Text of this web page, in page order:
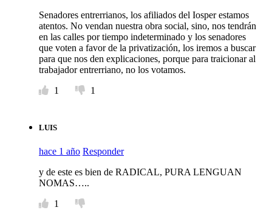
Senadores entrerrianos, los afiliados del Iosper estamos
atentos. No vendan nuestra obra social, sino, nos tendrán
en las calles por tiempo indeterminado y los senadores
que voten a favor de la privatización, los iremos a buscar
para que nos den explicaciones, porque para traicionar al
trabajador entrerriano, no los votamos.
1
1
LUIS
hace 1 año Responder
y de este es bien de RADICAL, PURA LENGUAN
NOMAS…..
1